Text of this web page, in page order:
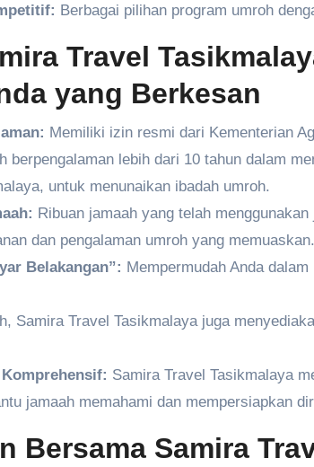
Berbagai pilihan program umroh
Travel
yang Berkesan
Memiliki izin resmi dari Kementerian
berpengalaman lebih dari 10 tahun dalam
untuk menunaikan ibadah umroh.
Ribuan jamaah yang telah
dan pengalaman umroh yang memuaskan.
Belakangan”: Mempermudah Anda
Samira Travel Tasikmalaya juga
Samira Travel Tasikmalaya
jamaah memahami dan mempersiapkan
Bersama Samira